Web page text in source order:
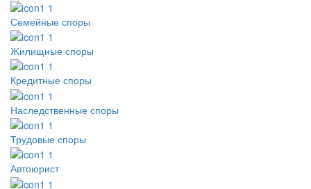
Семейные споры
Жилищные споры
Кредитные споры
Наследственные споры
Трудовые споры
Автоюрист